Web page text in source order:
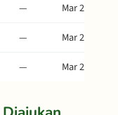
—
Mar 21
—
Mar 21
— Mar 21